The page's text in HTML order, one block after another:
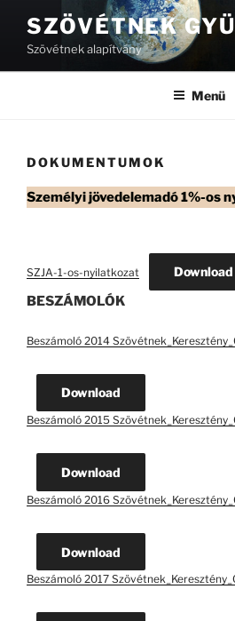
Tartalomhoz
SZÖVÉTNEK
Szövétnek alapítvány
Menü
DOKUMENTUMOK
Személyi jövedelemadó 1%-os
SZJA-1-os-nyilatkozat Download
BESZÁMOLÓK
Beszámoló 2014
Download
Beszámoló 2015
Download
Beszámoló 2016
Download
Beszámoló 2017